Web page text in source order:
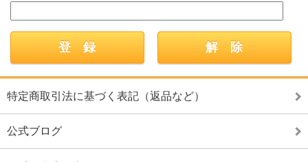
特定商取引法に基づく表記（返品など）
公式ブログ